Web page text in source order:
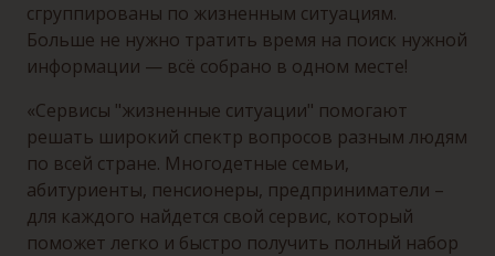
сгруппированы по жизненным ситуациям.
Больше не нужно тратить время на поиск нужной
информации — всё собрано в одном месте!
«Сервисы "жизненные ситуации" помогают
решать широкий спектр вопросов разным людям
по всей стране. Многодетные семьи,
абитуриенты, пенсионеры, предприниматели –
для каждого найдется свой сервис, который
поможет легко и быстро получить полный набор